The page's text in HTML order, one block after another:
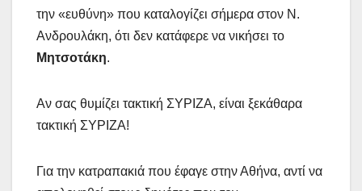
την «ευθύνη» που καταλογίζει σήμερα στον Ν.
Ανδρουλάκη, ότι δεν κατάφερε να νικήσει το
Μητσοτάκη.
Αν σας θυμίζει τακτική ΣΥΡΙΖΑ, είναι ξεκάθαρα
τακτική ΣΥΡΙΖΑ!
Για την κατραπακιά που έφαγε στην Αθήνα, αντί να